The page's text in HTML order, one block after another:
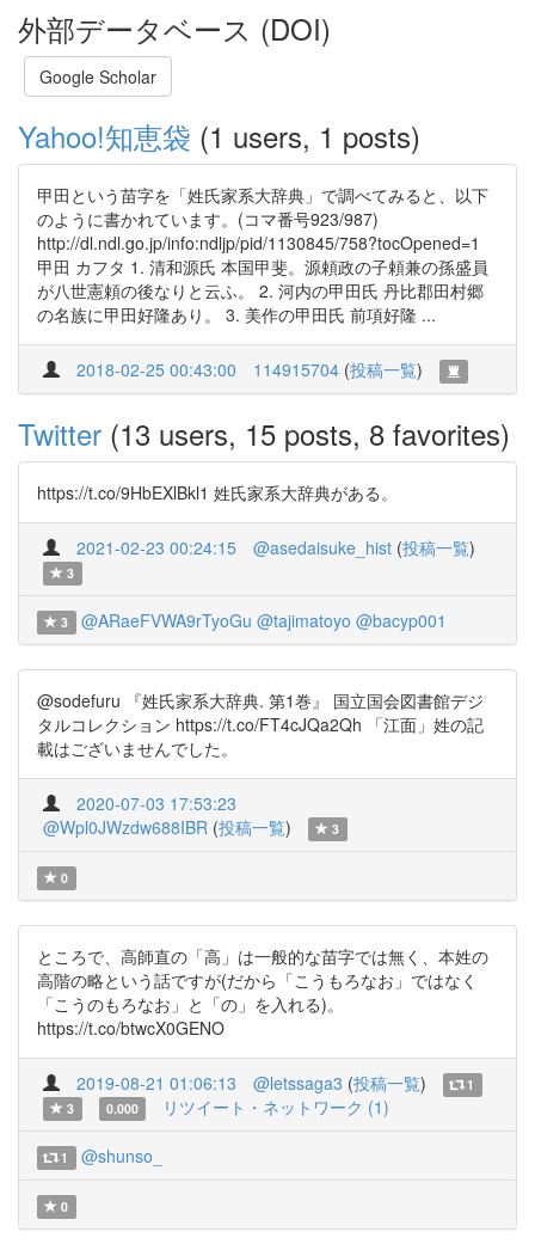
外部データベース (DOI)
Google Scholar
Yahoo!知恵袋 (1 users, 1 posts)
甲田という苗字を「姓氏家系大辞典」で調べてみると、以下
のように書かれています。(コマ番号923/987)
http://dl.ndl.go.jp/info:ndljp/pid/1130845/758?tocOpened=1
甲田 カフタ 1. 清和源氏 本国甲斐。源頼政の子頼兼の孫盛員
が八世憲頼の後なりと云ふ。 2. 河内の甲田氏 丹比郡田村郷
の名族に甲田好隆あり。 3. 美作の甲田氏 前項好隆 ...
2018-02-25 00:43:00 114915704 (投稿一覧)
Twitter (13 users, 15 posts, 8 favorites)
https://t.co/9HbEXlBkl1 姓氏家系大辞典がある。
2021-02-23 00:24:15 @asedaisuke_hist (投稿一覧)
3
3 @ARaeFVWA9rTyoGu @tajimatoyo @bacyp001
@sodefuru 『姓氏家系大辞典. 第1巻』 国立国会図書館デジ
タルコレクション https://t.co/FT4cJQa2Qh 「江面」姓の記
載はございませんでした。
2020-07-03 17:53:23
@Wpl0JWzdw688IBR (投稿一覧) 3
0
ところで、高師直の「高」は一般的な苗字では無く、本姓の
高階の略という話ですが(だから「こうもろなお」ではなく
「こうのもろなお」と「の」を入れる)。
https://t.co/btwcX0GENO
2019-08-21 01:06:13 @letssaga3 (投稿一覧)
1
3
0.000 リツイート・ネットワーク (1)
1 @shunso_
0